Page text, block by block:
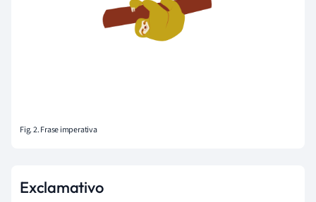
Fig. 2. Frase imperativa
Exclamativo